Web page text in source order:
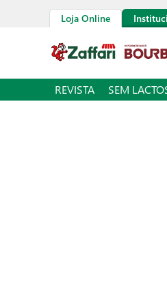
Loja Online
REVISTA SEM